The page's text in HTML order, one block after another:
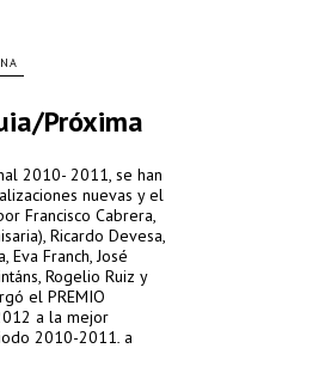
Próxima
2010- 2011, se han
nuevas y el
Francisco Cabrera,
Ricardo Devesa,
Eva Franch, José
Rogelio Ruiz y
el PREMIO
a la mejor
2010-2011, a